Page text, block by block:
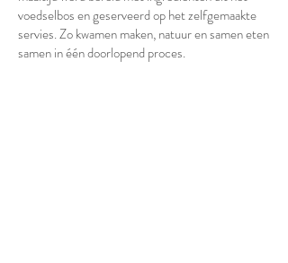
voedselbos en geserveerd op het zelfgemaakte
servies. Zo kwamen maken, natuur en samen eten
samen in één doorlopend proces.